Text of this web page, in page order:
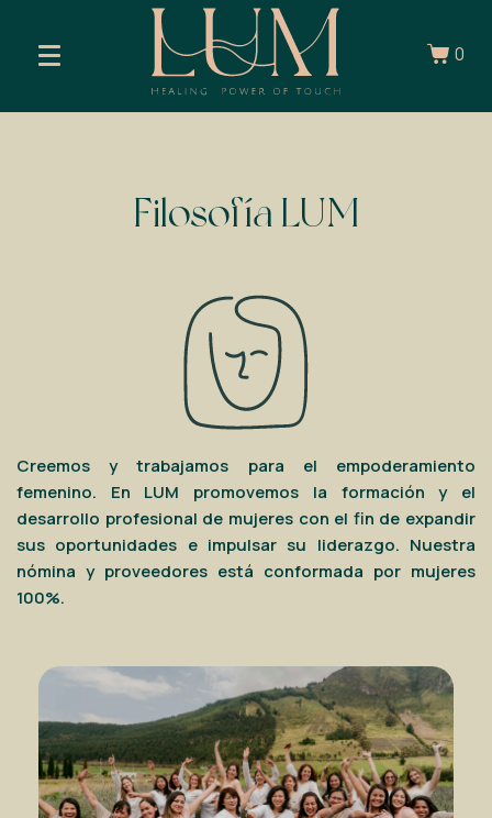
0
Filosofía LUM
Creemos y trabajamos para el empoderamiento
femenino. En LUM promovemos la formación y el
desarrollo profesional de mujeres con el fin de expandir
sus oportunidades e impulsar su liderazgo. Nuestra
nómina y proveedores está conformada por mujeres
100%.